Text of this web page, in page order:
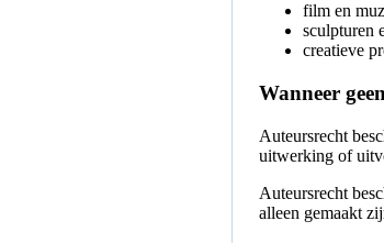
film en
sculpturen
creatieve
Wanneer
Auteursrecht
uitwerking of
Auteursrecht
alleen gemaakt